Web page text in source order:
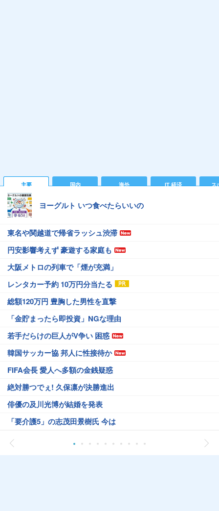
主要 国内 海外 IT 経済 ス
ヨーグルト いつ食べたらいいの
東名や関越道で帰省ラッシュ渋滞
円安影響考えず 豪遊する家庭も
大阪メトロの列車で「煙が充満」
レンタカー予約 10万円分当たる
総額120万円 豊胸した男性を直撃
「金貯まったら即投資」NGな理由
若手だらけの巨人がV争い 困惑
韓国サッカー協 邦人に性接待か
FIFA会長 愛人へ多額の金銭疑惑
絶対勝つでぇ! 久保凛が決勝進出
俳優の及川光博が結婚を発表
「要介護5」の志茂田景樹氏 今は